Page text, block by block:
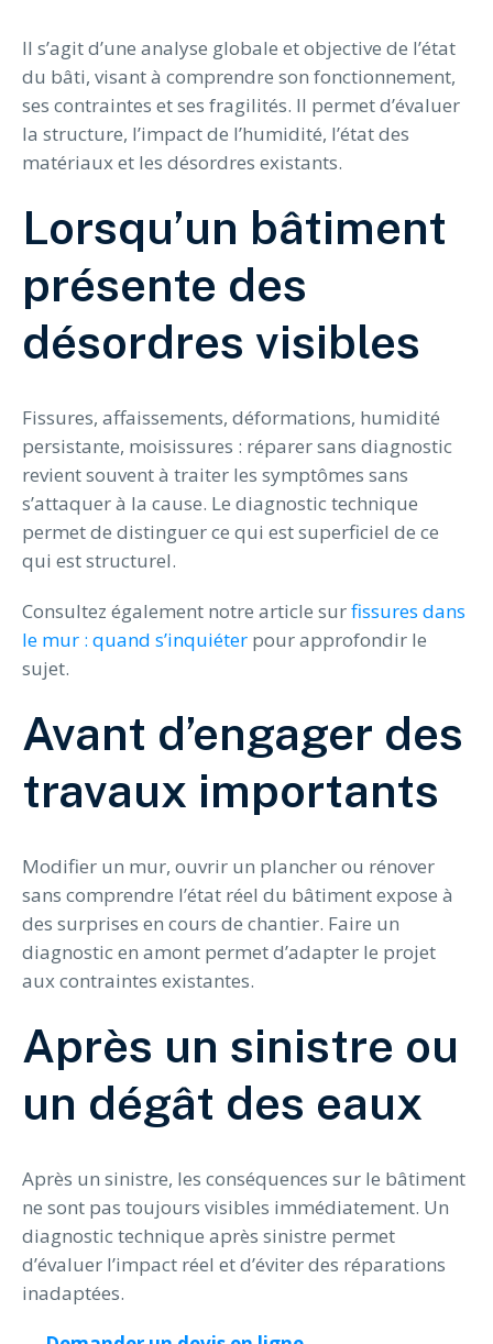
Il s’agit d’une analyse globale et objective de l’état
du bâti, visant à comprendre son fonctionnement,
ses contraintes et ses fragilités. Il permet d’évaluer
la structure, l’impact de l’humidité, l’état des
matériaux et les désordres existants.
Lorsqu’un bâtiment
présente des
désordres visibles
Fissures, affaissements, déformations, humidité
persistante, moisissures : réparer sans diagnostic
revient souvent à traiter les symptômes sans
s’attaquer à la cause. Le diagnostic technique
permet de distinguer ce qui est superficiel de ce
qui est structurel.
Consultez également notre article surfissures dans
le mur : quand s’inquiéter pour approfondir le
sujet.
Avant d’engager des
travaux importants
Modifier un mur, ouvrir un plancher ou rénover
sans comprendre l’état réel du bâtiment expose à
des surprises en cours de chantier. Faire un
diagnostic en amont permet d’adapter le projet
aux contraintes existantes.
Après un sinistre ou
un dégât des eaux
Après un sinistre, les conséquences sur le bâtiment
ne sont pas toujours visibles immédiatement. Un
diagnostic technique après sinistre permet
d’évaluer l’impact réel et d’éviter des réparations
inadaptées.